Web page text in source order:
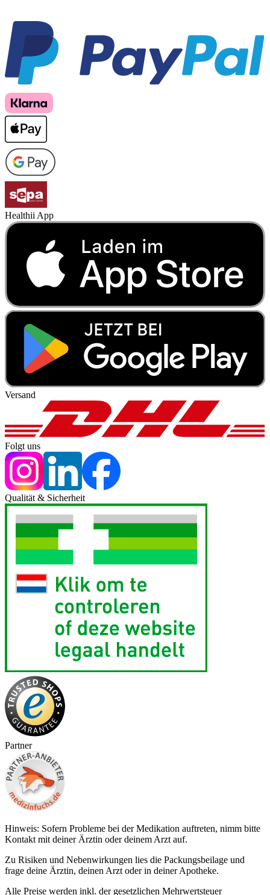
Healthii App
Versand
Folgt uns
Qualität & Sicherheit
Partner
Hinweis: Sofern Probleme bei der Medikation auftreten, nimm bitte
Kontakt mit deiner Ärztin oder deinem Arzt auf.
Zu Risiken und Nebenwirkungen lies die Packungsbeilage und
frage deine Ärztin, deinen Arzt oder in deiner Apotheke.
Alle Preise werden inkl. der gesetzlichen Mehrwertsteuer